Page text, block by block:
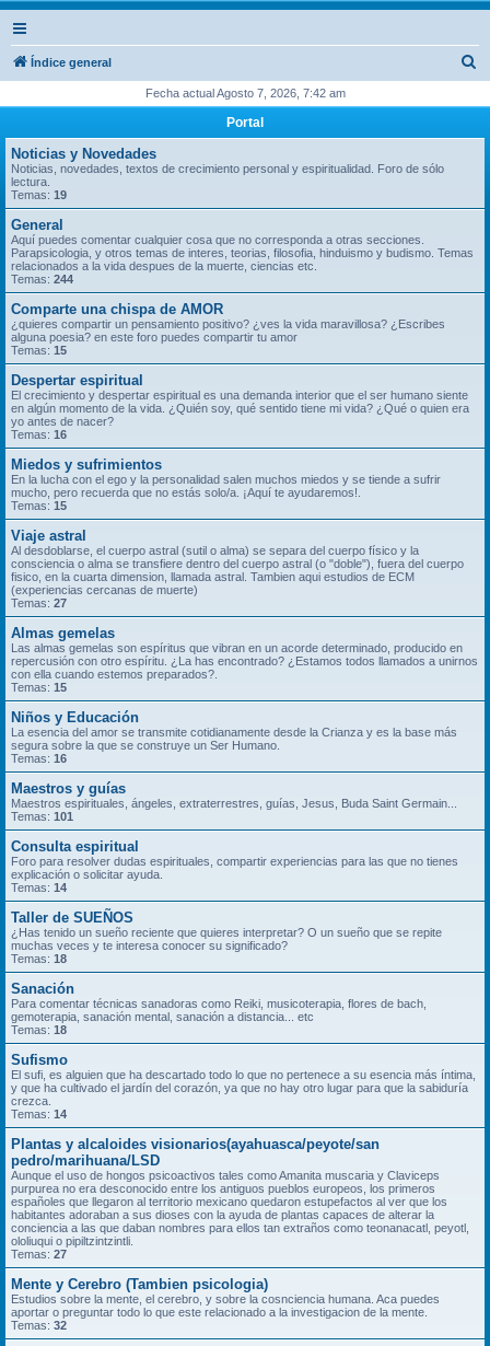
Índice general
c
Fecha actual Agosto 7, 2026, 7:42 am
Portal
Noticias y Novedades
Noticias, novedades, textos de crecimiento personal y espiritualidad. Foro de sólo
lectura.
Temas: 19
General
Aquí puedes comentar cualquier cosa que no corresponda a otras secciones.
Parapsicologia, y otros temas de interes, teorias, filosofia, hinduismo y budismo. Temas
relacionados a la vida despues de la muerte, ciencias etc.
Temas: 244
Comparte una chispa de AMOR
¿quieres compartir un pensamiento positivo? ¿ves la vida maravillosa? ¿Escribes
alguna poesia? en este foro puedes compartir tu amor
Temas: 15
Despertar espiritual
El crecimiento y despertar espiritual es una demanda interior que el ser humano siente
en algún momento de la vida. ¿Quién soy, qué sentido tiene mi vida? ¿Qué o quien era
yo antes de nacer?
Temas: 16
Miedos y sufrimientos
En la lucha con el ego y la personalidad salen muchos miedos y se tiende a sufrir
mucho, pero recuerda que no estás solo/a. ¡Aquí te ayudaremos!.
Temas: 15
Viaje astral
Al desdoblarse, el cuerpo astral (sutil o alma) se separa del cuerpo físico y la
consciencia o alma se transfiere dentro del cuerpo astral (o "doble"), fuera del cuerpo
fisico, en la cuarta dimension, llamada astral. Tambien aqui estudios de ECM
(experiencias cercanas de muerte)
Temas: 27
Almas gemelas
Las almas gemelas son espíritus que vibran en un acorde determinado, producido en
repercusión con otro espíritu. ¿La has encontrado? ¿Estamos todos llamados a unirnos
con ella cuando estemos preparados?.
Temas: 15
Niños y Educación
La esencia del amor se transmite cotidianamente desde la Crianza y es la base más
segura sobre la que se construye un Ser Humano.
Temas: 16
Maestros y guías
Maestros espirituales, ángeles, extraterrestres, guías, Jesus, Buda Saint Germain...
Temas: 101
Consulta espiritual
Foro para resolver dudas espirituales, compartir experiencias para las que no tienes
explicación o solicitar ayuda.
Temas: 14
Taller de SUEÑOS
¿Has tenido un sueño reciente que quieres interpretar? O un sueño que se repite
muchas veces y te interesa conocer su significado?
Temas: 18
Sanación
Para comentar técnicas sanadoras como Reiki, musicoterapia, flores de bach,
gemoterapia, sanación mental, sanación a distancia... etc
Temas: 18
Sufismo
El sufi, es alguien que ha descartado todo lo que no pertenece a su esencia más íntima,
y que ha cultivado el jardín del corazón, ya que no hay otro lugar para que la sabiduría
crezca.
Temas: 14
Plantas y alcaloides visionarios(ayahuasca/peyote/san
pedro/marihuana/LSD
Aunque el uso de hongos psicoactivos tales como Amanita muscaria y Claviceps
purpurea no era desconocido entre los antiguos pueblos europeos, los primeros
españoles que llegaron al territorio mexicano quedaron estupefactos al ver que los
habitantes adoraban a sus dioses con la ayuda de plantas capaces de alterar la
conciencia a las que daban nombres para ellos tan extraños como teonanacatl, peyotl,
ololiuqui o pipiltzintzintli.
Temas: 27
Mente y Cerebro (Tambien psicologia)
Estudios sobre la mente, el cerebro, y sobre la cosnciencia humana. Aca puedes
aportar o preguntar todo lo que este relacionado a la investigacion de la mente.
Temas: 32